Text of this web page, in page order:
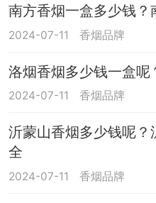
南方香烟一盒多少钱？
2024-07-11 香烟品牌
洛烟香烟多少钱一盒呢
2024-07-11 香烟品牌
沂蒙山香烟多少钱呢
全
2024-07-11 香烟品牌